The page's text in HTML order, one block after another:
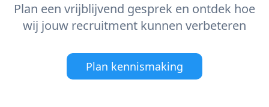
Plan een vrijblijvend gesprek en ontdek hoe
wij jouw recruitment kunnen verbeteren
Plan kennismaking